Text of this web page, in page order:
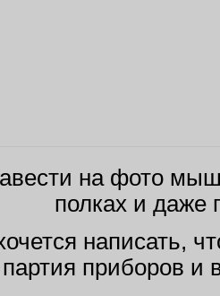
на фото
полках и даже
написать,
приборов и